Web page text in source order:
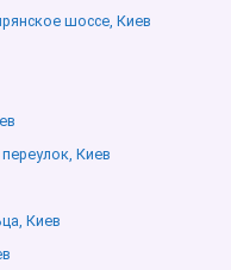
шоссе, Киев
Киев
Киев